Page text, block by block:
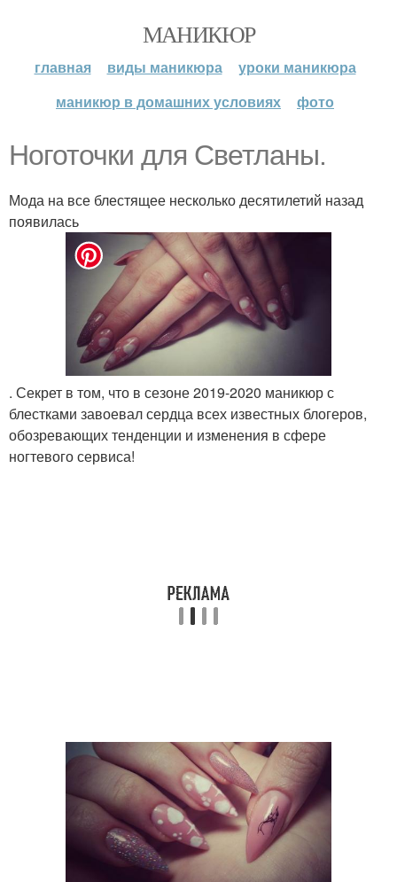
МАНИКЮР
главная виды маникюра
уроки маникюра
маникюр в домашних условиях
фото
Ноготочки для Светланы.
Мода на все блестящее несколько десятилетий назад
появилась
. Секрет в том, что в сезоне 2019-2020 маникюр с
блестками завоевал сердца всех известных блогеров,
обозревающих тенденции и изменения в сфере
ногтевого сервиса!